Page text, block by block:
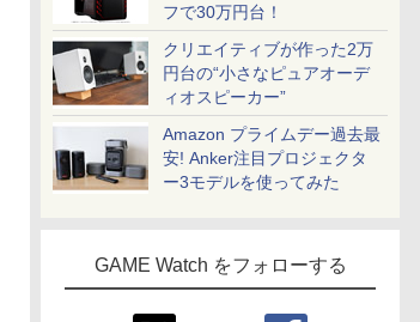
フで30万円台！
クリエイティブが作った2万
円台の“小さなピュアオーデ
ィオスピーカー”
Amazon プライムデー過去最
安! Anker注目プロジェクタ
ー3モデルを使ってみた
GAME Watch をフォローする